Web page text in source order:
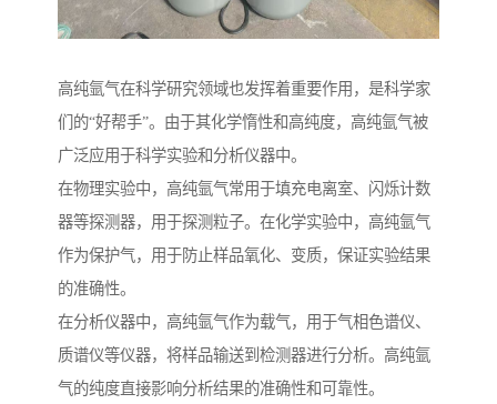
高纯氩气在科学研究领域也发挥着重要作用，是科学家
们的“好帮手”。由于其化学惰性和高纯度，高纯氩气被
广泛应用于科学实验和分析仪器中。
在物理实验中，高纯氩气常用于填充电离室、闪烁计数
器等探测器，用于探测粒子。在化学实验中，高纯氩气
作为保护气，用于防止样品氧化、变质，保证实验结果
的准确性。
在分析仪器中，高纯氩气作为载气，用于气相色谱仪、
质谱仪等仪器，将样品输送到检测器进行分析。高纯氩
气的纯度直接影响分析结果的准确性和可靠性。